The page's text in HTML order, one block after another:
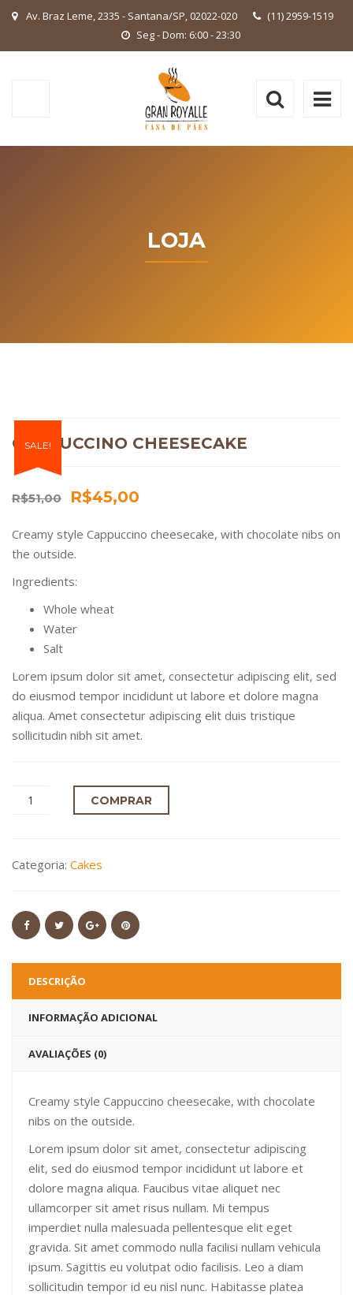
Av. Braz Leme, 2335 - Santana/SP, 02022-020
(11) 2959-1519
Seg - Dom: 6:00 - 23:30
LOJA
SALE!
CAPPUCCINO CHEESECAKE
R$51,00 R$45,00
Creamy style Cappuccino cheesecake, with chocolate nibs on
the outside.
Ingredients:
Whole wheat
Water
Salt
Lorem ipsum dolor sit amet, consectetur adipiscing elit, sed
do eiusmod tempor incididunt ut labore et dolore magna
aliqua. Amet consectetur adipiscing elit duis tristique
sollicitudin nibh sit amet.
COMPRAR
Categoria: Cakes
DESCRIÇÃO
INFORMAÇÃO ADICIONAL
AVALIAÇÕES (0)
Creamy style Cappuccino cheesecake, with chocolate
nibs on the outside.
Lorem ipsum dolor sit amet, consectetur adipiscing
elit, sed do eiusmod tempor incididunt ut labore et
dolore magna aliqua. Faucibus vitae aliquet nec
ullamcorper sit amet risus nullam. Mi tempus
imperdiet nulla malesuada pellentesque elit eget
gravida. Sit amet commodo nulla facilisi nullam vehicula
ipsum. Sagittis eu volutpat odio facilisis. Leo a diam
sollicitudin tempor id eu nisl nunc. Habitasse platea